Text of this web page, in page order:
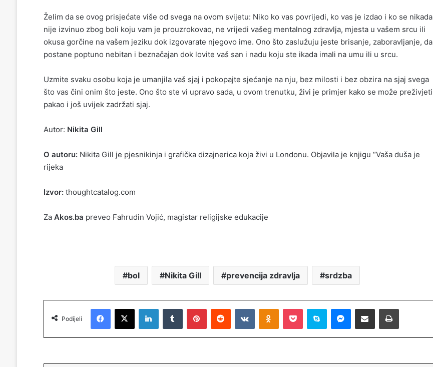
Želim da se ovog prisjećate više od svega na ovom svijetu: Niko ko vas povrijedi, ko vas je izdao i ko se nikada
nije izvinuo zbog boli koju vam je prouzrokovao, ne vrijedi vašeg mentalnog zdravlja, mjesta u vašem srcu ili
okusa gorčine na vašem jeziku dok izgovarate njegovo ime. Ono što zaslužuju jeste brisanje, zaboravljanje, da
postane poptuno nebitan i beznačajan dok lovite vaš san i nadu koju ste ikada imali na umu ili u srcu.
Uzmite svaku osobu koja je umanjila vaš sjaj i pokopajte sjećanje na nju, bez milosti i bez obzira na sjaj svega
što vas čini onim što jeste. Ono što ste vi upravo sada, u ovom trenutku, živi je primjer kako se može preživjeti
pakao i još uvijek zadržati sjaj.
Autor: Nikita Gill
O autoru:Nikita Gill je pjesnikinja i grafička dizajnerica koja živi u Londonu. Objavila je knjigu “Vaša duša je
rijeka
Izvor:thoughtcatalog.com
Za Akos.ba preveo Fahrudin Vojić, magistar religijske edukacije
bol Nikita Gill prevencija zdravlja srdzba
Podijeli
Facebook X LinkedIn Tumblr Pinterest Reddit VKontakte Odnoklassniki Pocket Skype Messenger Podijeli putem Emaila Printaj